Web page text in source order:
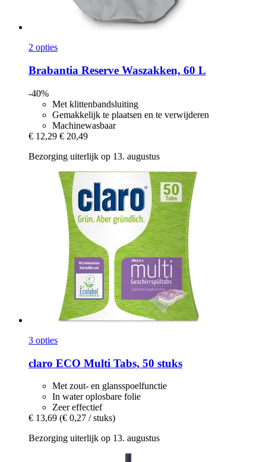
2 opties
Brabantia Reserve Waszakken, 60 L
-40%
Met klittenbandsluiting
Gemakkelijk te plaatsen en te verwijderen
Machinewasbaar
€ 12,29 € 20,49
Bezorging uiterlijk op 13. augustus
3 opties
claro ECO Multi Tabs, 50 stuks
Met zout- en glansspoelfunctie
In water oplosbare folie
Zeer effectief
€ 13,69 (€ 0,27 / stuks)
Bezorging uiterlijk op 13. augustus